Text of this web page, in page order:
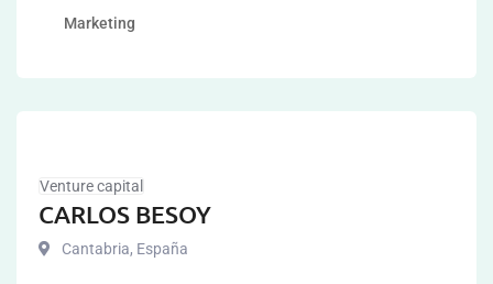
Marketing
Venture capital
CARLOS BESOY
Cantabria, España